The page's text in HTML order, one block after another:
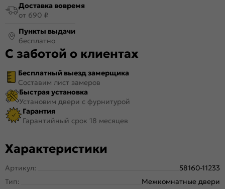
Доставка вовремя
от 690 ₽
Пункты выдачи
бесплатно
С заботой о клиентах
Бесплатный выезд замерщика
Составим лист замеров
Быстрая установка
Установим двери с фурнитурой
Гарантия
Гарантийный срок 18 месяцев
Характеристики
Артикул:
58160-11233
Тип:
Межкомнатные двери